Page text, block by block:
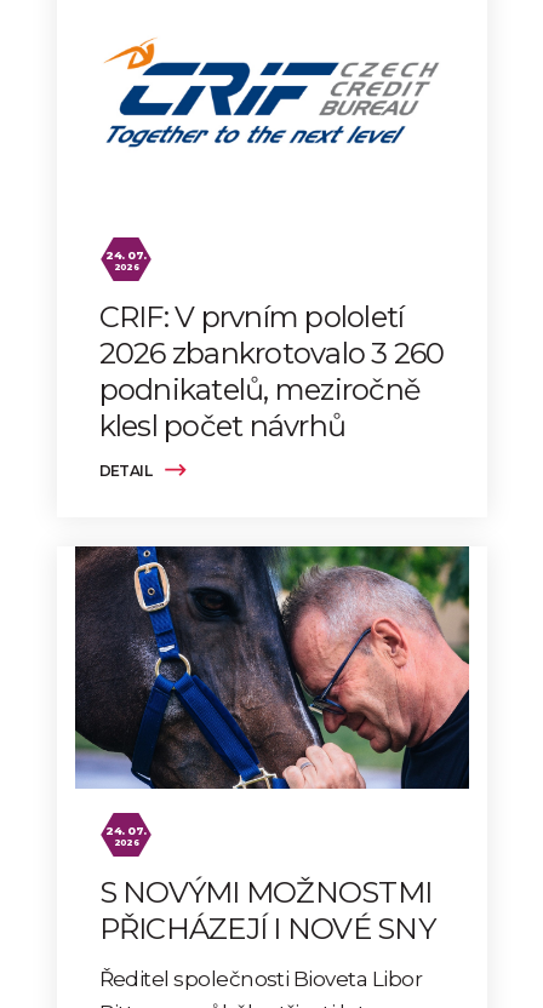
DETAIL
24. 07.
2026
CRIF: V prvním pololetí
2026 zbankrotovalo 3 260
podnikatelů, meziročně
klesl počet návrhů
24. 07.
2026
S NOVÝMI MOŽNOSTMI
PŘICHÁZEJÍ I NOVÉ SNY
Ředitel společnosti Bioveta Libor